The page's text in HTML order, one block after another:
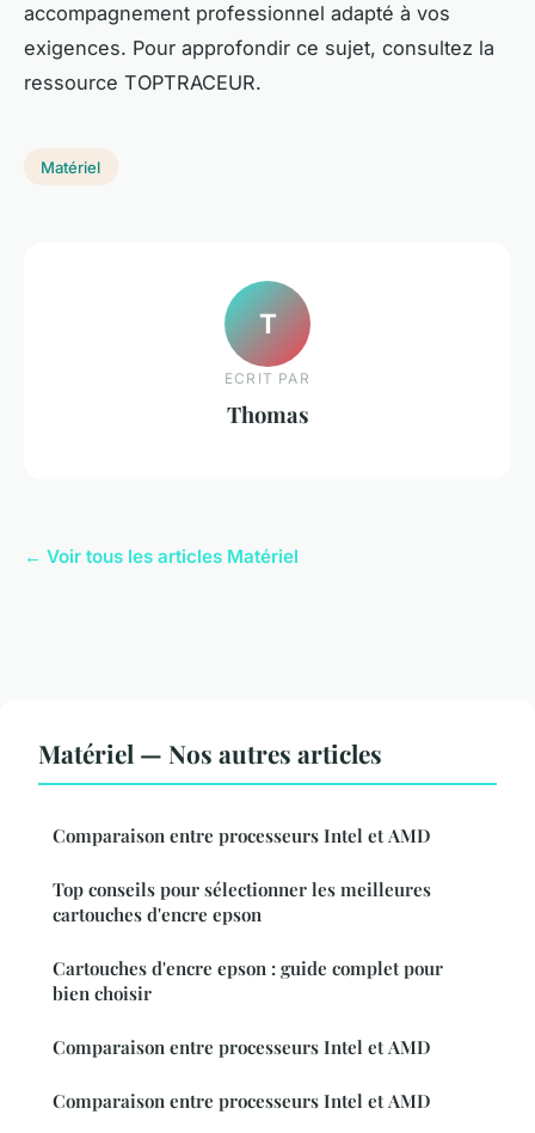
accompagnement professionnel adapté à vos
exigences. Pour approfondir ce sujet, consultez la
ressource TOPTRACEUR.
Matériel
T
ECRIT PAR
Thomas
← Voir tous les articles Matériel
Matériel — Nos autres articles
Comparaison entre processeurs Intel et AMD
Top conseils pour sélectionner les meilleures
cartouches d'encre epson
Cartouches d'encre epson : guide complet pour
bien choisir
Comparaison entre processeurs Intel et AMD
Comparaison entre processeurs Intel et AMD